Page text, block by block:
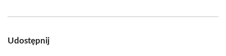
Udostępnij